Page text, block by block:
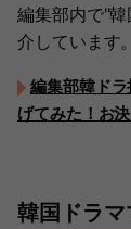
編集部内で"
介しています。
編集部韓ド
げてみた！お
韓国ドラマ